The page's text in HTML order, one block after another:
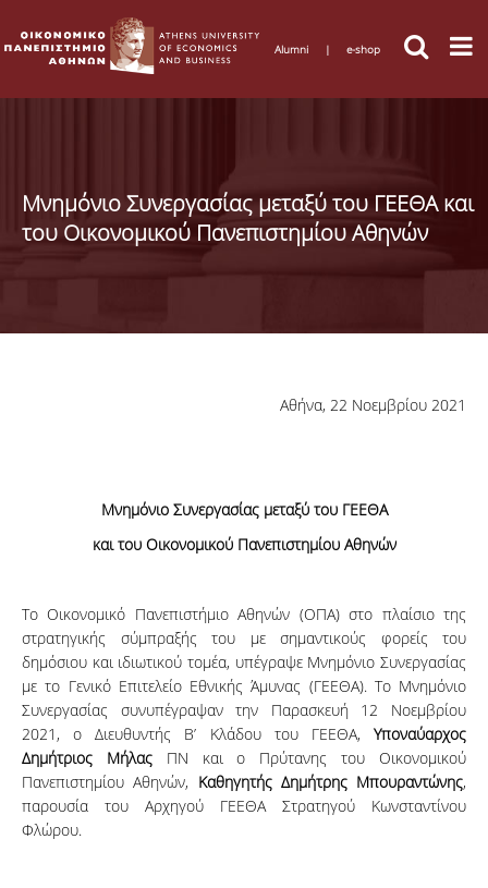
Alumni | e-shop
Μνημόνιο Συνεργασίας μεταξύ του ΓΕΕΘΑ και
του Οικονομικού Πανεπιστημίου Αθηνών
Αθήνα, 22 Νοεμβρίου 2021
Μνημόνιο Συνεργασίας μεταξύ του ΓΕΕΘΑ
και του Οικονομικού Πανεπιστημίου Αθηνών
Το Οικονομικό Πανεπιστήμιο Αθηνών (ΟΠΑ) στο πλαίσιο της
στρατηγικής σύμπραξής του με σημαντικούς φορείς του
δημόσιου και ιδιωτικού τομέα, υπέγραψε Μνημόνιο Συνεργασίας
με το Γενικό Επιτελείο Εθνικής Άμυνας (ΓΕΕΘΑ). Το Μνημόνιο
Συνεργασίας συνυπέγραψαν την Παρασκευή 12 Νοεμβρίου
2021, ο Διευθυντής Β’ Κλάδου του ΓΕΕΘΑ, Υποναύαρχος
Δημήτριος ΜήλαςΠΝ και ο Πρύτανης του Οικονομικού
Πανεπιστημίου Αθηνών, Καθηγητής Δημήτρης Μπουραντώνης,
παρουσία του Αρχηγού ΓΕΕΘΑ Στρατηγού Κωνσταντίνου
Φλώρου.